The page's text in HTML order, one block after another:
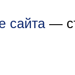
сайта —